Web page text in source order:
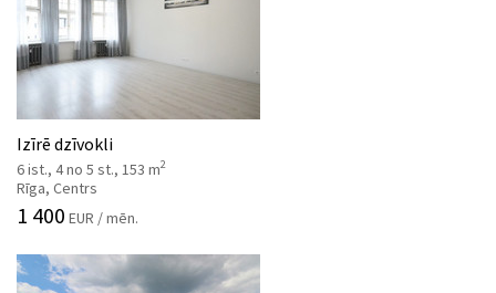
Izīrē dzīvokli
6 ist., 4 no 5 st., 153 m2
Rīga, Centrs
1 400 EUR / mēn.